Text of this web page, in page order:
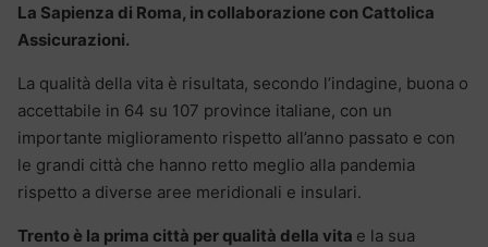
La Sapienza di Roma, in collaborazione con Cattolica
Assicurazioni.
La qualità della vita è risultata, secondo l’indagine, buona o
accettabile in 64 su 107 province italiane, con un
importante miglioramento rispetto all’anno passato e con
le grandi città che hanno retto meglio alla pandemia
rispetto a diverse aree meridionali e insulari.
Trento è la prima città per qualità della vita e la sua